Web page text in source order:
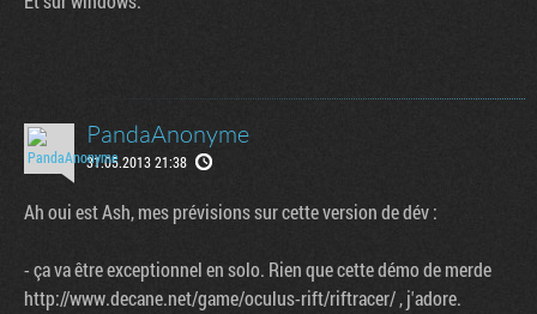
PandaAnonyme
31.05.2013 21:38
Ah oui est Ash, mes prévisions sur cette version de dév :
- ça va être exceptionnel en solo. Rien que cette démo de merde
http://www.decane.net/game/oculus-rift/riftracer/ , j'adore.